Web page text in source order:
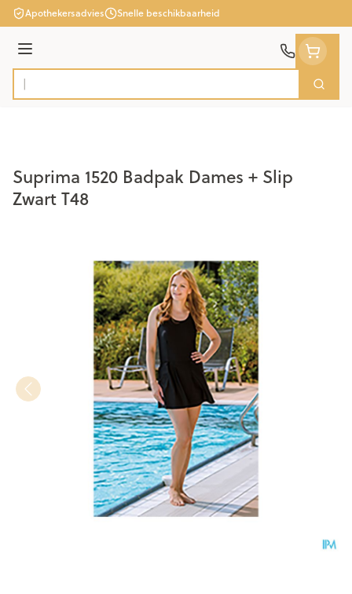
Ga naar de inhoud
Apothekersadvies Snelle beschikbaarheid
Menu
Product, merk, categorie... Zoek
Suprima 1520 Badpak Dames + Slip
Zwart T48